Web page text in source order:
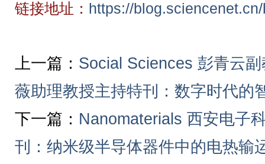
链接地址： https://
上一篇： Social Sciences 彭青云
薇助理教授主持特刊：数字时代的
下一篇： Nanomaterials 西安电子
刊：纳米级半导体器件中的电热输